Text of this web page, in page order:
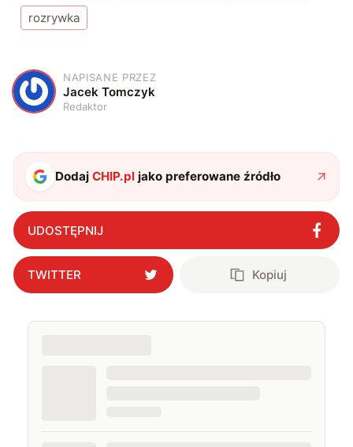
rozrywka
J
NAPISANE PRZEZ
Jacek Tomczyk
Redaktor
DodajCHIP.pl jako preferowane źródło
UDOSTĘPNIJ
TWITTER Kopiuj